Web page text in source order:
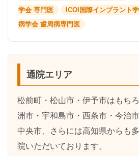
学会 専門医
ICOI国際インプラント
病学会 歯周病専門医
通院エリア
松前町・松山市・伊予市はもちろ
洲市・宇和島市・西条市・今治
中央市、さらには高知県からも
院いただいております。